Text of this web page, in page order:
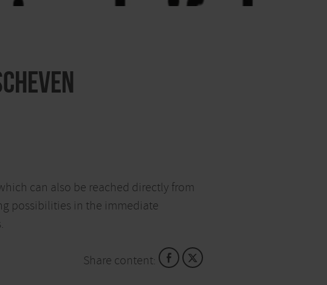
can also be reached directly from
possibilities in the immediate
Share content: